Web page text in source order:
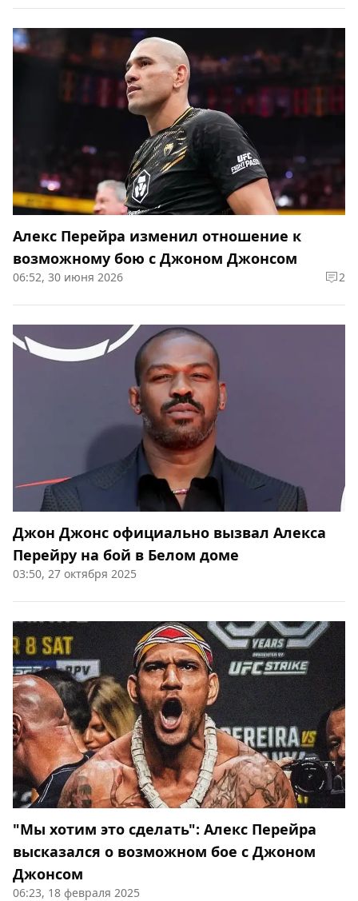
Алекс Перейра изменил отношение к
возможному бою с Джоном Джонсом
06:52, 30 июня 2026 2
Джон Джонс официально вызвал Алекса
Перейру на бой в Белом доме
03:50, 27 октября 2025
"Мы хотим это сделать": Алекс Перейра
высказался о возможном бое с Джоном
Джонсом
06:23, 18 февраля 2025